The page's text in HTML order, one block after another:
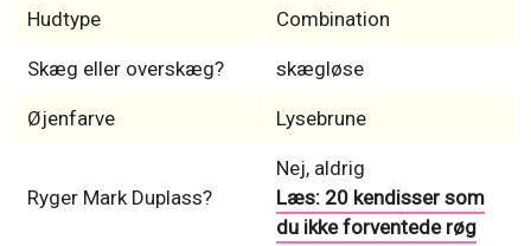
Hudtype Combination
Skæg eller overskæg? skægløse
Øjenfarve Lysebrune
Ryger Mark Duplass?
Nej, aldrig
Læs: 20 kendisser som
du ikke forventede røg